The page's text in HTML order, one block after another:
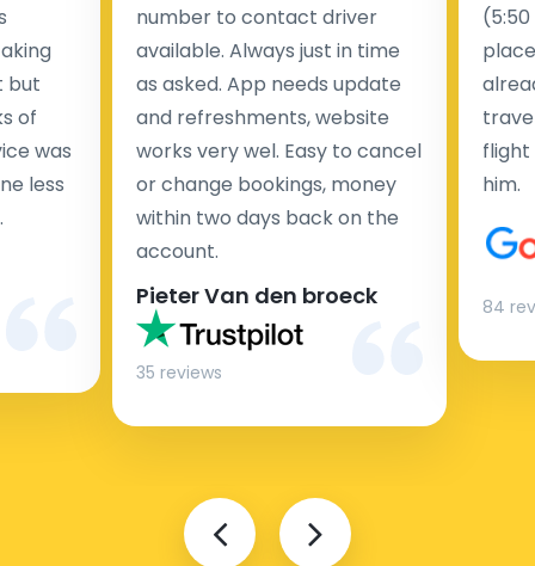
but
of
was
less
number to contact driver
available. Always just in time
as asked. App needs update
and refreshments, website
works very wel. Easy to cancel
or change bookings, money
within two days back on the
account.
Pieter Van den broeck
35 reviews
flight
him.
84